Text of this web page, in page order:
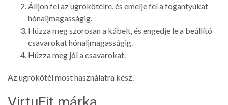
Álljon fel az ugrókötélre, és emelje fel a fogantyúkat
hónaljmagasságig.
Húzza meg szorosan a kábelt, és engedje le a beállító
csavarokat hónaljmagasságig.
Húzza meg jól a csavarokat.
Az ugrókötél most használatra kész.